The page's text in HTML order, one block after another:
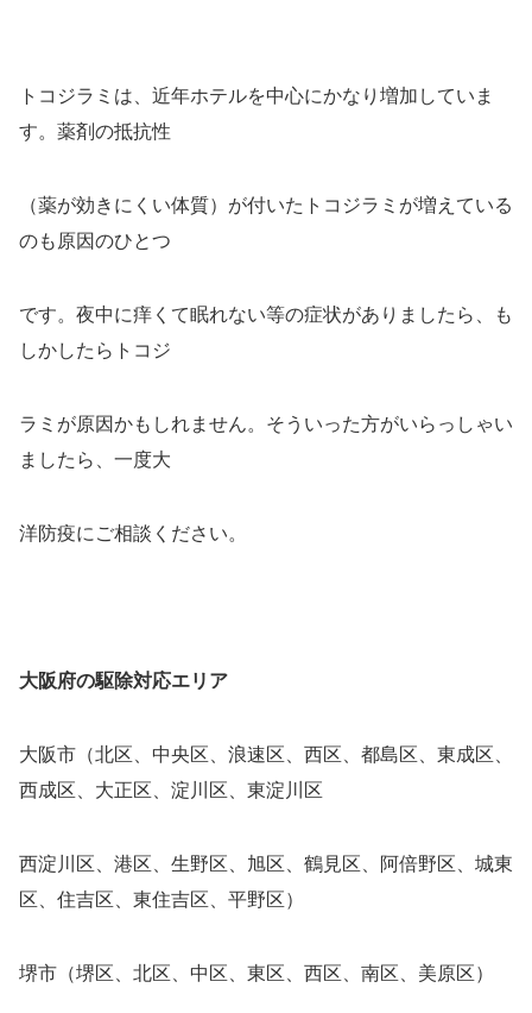
トコジラミは、近年ホテルを中心にかなり増加していま
す。薬剤の抵抗性
（薬が効きにくい体質）が付いたトコジラミが増えている
のも原因のひとつ
です。夜中に痒くて眠れない等の症状がありましたら、も
しかしたらトコジ
ラミが原因かもしれません。そういった方がいらっしゃい
ましたら、一度大
洋防疫にご相談ください。
大阪府の駆除対応エリア
大阪市（北区、中央区、浪速区、西区、都島区、東成区、
西成区、大正区、淀川区、東淀川区
西淀川区、港区、生野区、旭区、鶴見区、阿倍野区、城東
区、住吉区、東住吉区、平野区）
堺市（堺区、北区、中区、東区、西区、南区、美原区）